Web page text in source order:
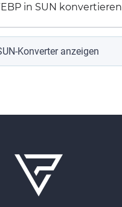
in SUN konvertieren
Konverter anzeigen